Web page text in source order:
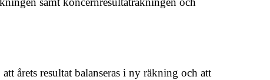
årets resultat balanseras i ny räkning och att